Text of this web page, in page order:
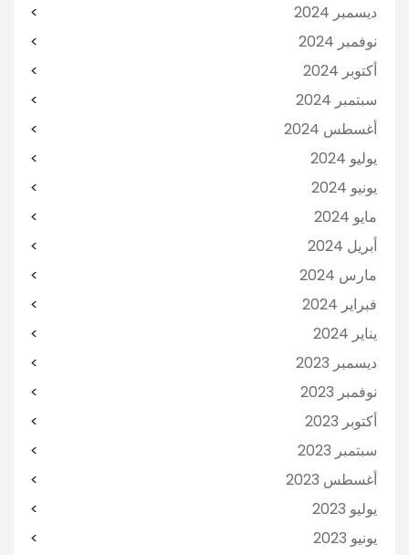
ديسمبر 2024
نوفمبر 2024
أكتوبر 2024
سبتمبر 2024
أغسطس 2024
يوليو 2024
يونيو 2024
مايو 2024
أبريل 2024
مارس 2024
فبراير 2024
يناير 2024
ديسمبر 2023
نوفمبر 2023
أكتوبر 2023
سبتمبر 2023
أغسطس 2023
يوليو 2023
يونيو 2023